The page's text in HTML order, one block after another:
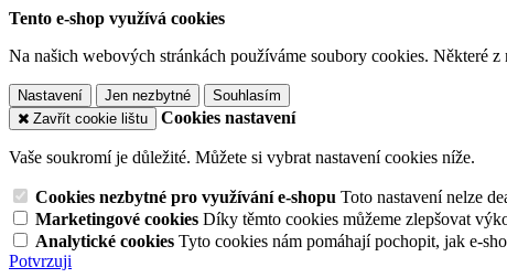
Tento e-shop využívá cookies
Na našich webových stránkách používáme soubory cookies. Některé
Nastavení Jen nezbytné
Souhlasím
Zavřít cookie lištu
Cookies nastavení
Vaše soukromí je důležité. Můžete si vybrat nastavení cookies níže.
Cookies nezbytné pro využívání e-shopu Toto nastavení nelze
Marketingové cookies Díky těmto cookies můžeme zlepšovat
Analytické cookies Tyto cookies nám pomáhají pochopit, jak e-
Potvrzuji